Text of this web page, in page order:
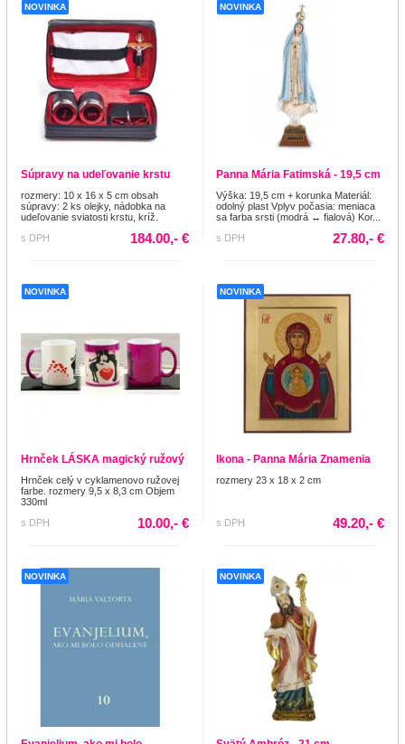
NOVINKA
Súpravy na udeľovanie krstu
rozmery: 10 x 16 x 5 cm obsah
súpravy: 2 ks olejky, nádobka na
udeľovanie sviatosti krstu, kríž.
s DPH
184.00,- €
NOVINKA
Panna Mária Fatimská - 19,5 cm
Výška: 19,5 cm + korunka Materiál:
odolný plast Vplyv počasia: meniaca
sa farba srsti (modrá ↔ fialová) Kor...
s DPH
27.80,- €
NOVINKA
Hrnček LÁSKA magický ružový
Hrnček celý v cyklamenovo ružovej
farbe. rozmery 9,5 x 8,3 cm Objem
330ml
s DPH
10.00,- €
NOVINKA
Ikona - Panna Mária Znamenia
rozmery 23 x 18 x 2 cm
s DPH 49.20,- €
NOVINKA NOVINKA